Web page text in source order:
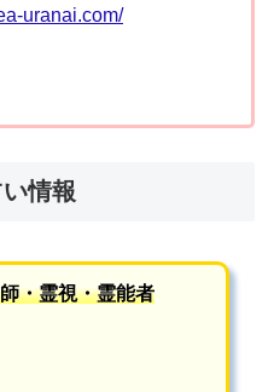
uranai.com/
情報
・霊視・霊能者